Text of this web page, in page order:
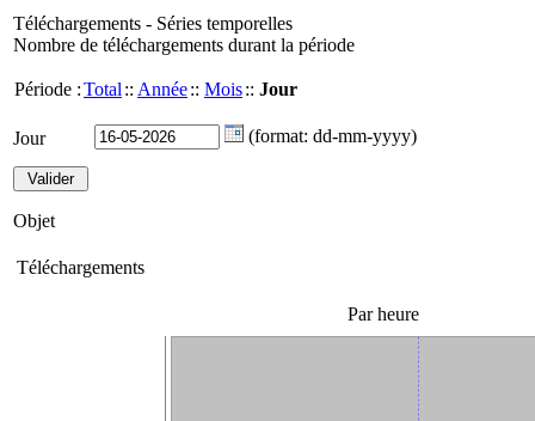
Téléchargements - Séries temporelles
Nombre de téléchargements durant la période
Période :Total :: Année:: Mois:: Jour
Jour (format: dd-mm-yyyy)
Objet
Téléchargements
Par heure